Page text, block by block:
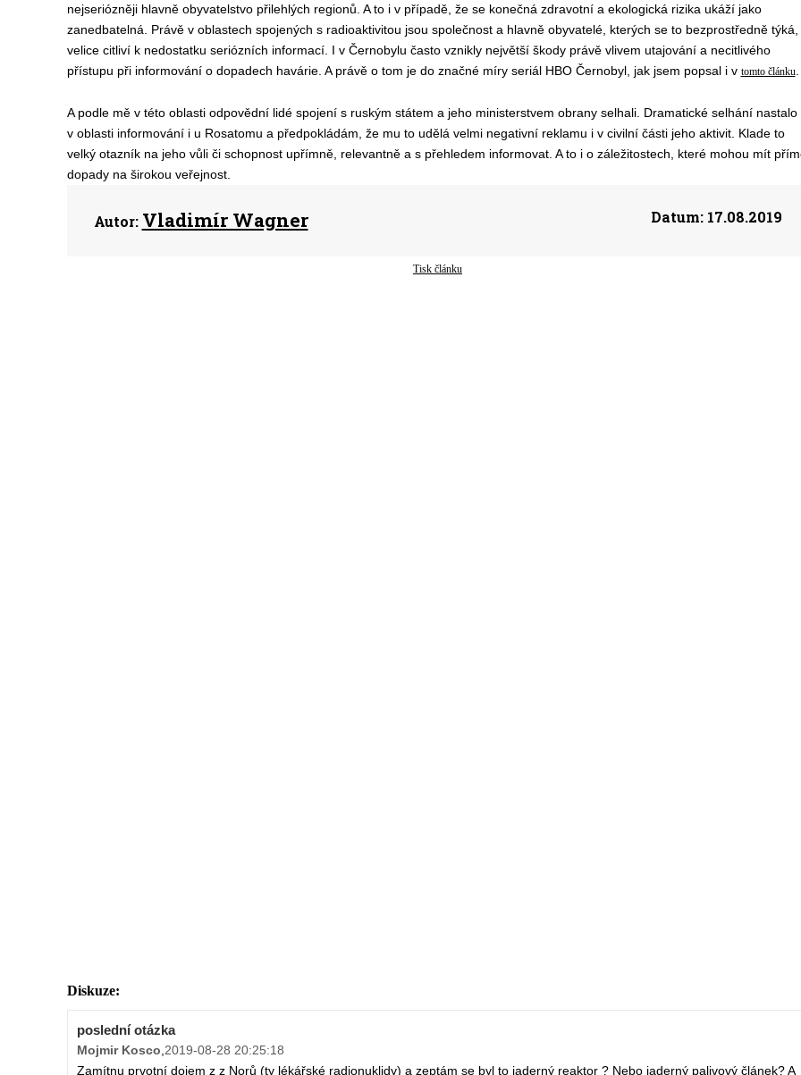
nejseriózněji hlavně obyvatelstvo přilehlých regionů. A to i v případě, že se konečná zdravotní a ekologická rizika ukáží jako
zanedbatelná. Právě v oblastech spojených s radioaktivitou jsou společnost a hlavně obyvatelé, kterých se to bezprostředně týká,
velice citliví k nedostatku seriózních informací. I v Černobylu často vznikly největší škody právě vlivem utajování a necitlivého
přístupu při informování o dopadech havárie. A právě o tom je do značné míry seriál HBO Černobyl, jak jsem popsal i v tomto článku.
A podle mě v této oblasti odpovědní lidé spojení s ruským státem a jeho ministerstvem obrany selhali. Dramatické selhání nastalo
v oblasti informování i u Rosatomu a předpokládám, že mu to udělá velmi negativní reklamu i v civilní části jeho aktivit. Klade to
velký otazník na jeho vůli či schopnost upřímně, relevantně a s přehledem informovat. A to i o záležitostech, které mohou mít
dopady na širokou veřejnost.
Autor: Vladimír Wagner Datum:17.08.2019
Tisk článku
Diskuze:
poslední otázka
Mojmir Kosco 2019-08-28 20:25:18
Zamítnu prvotní dojem z z Norů (ty lékářské radionuklidy) a zeptám se byl to jaderný reaktor ? Nebo jaderný palivový článek? A